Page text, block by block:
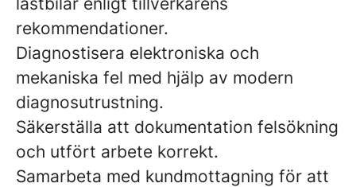
rekommendationer.
Diagnostisera elektroniska och
mekaniska fel med hjälp av modern
diagnosutrustning.
Säkerställa att dokumentation felsökning
och utfört arbete korrekt.
Samarbeta med kundmottagning för att